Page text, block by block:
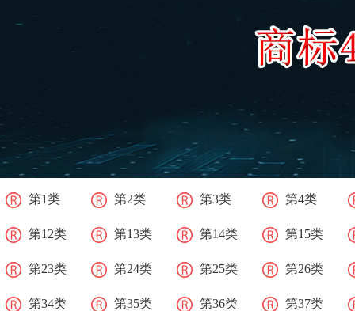
第1类 第2类 第3类 第4类
第12类 第13类 第14类 第15类
第23类 第24类 第25类 第26类
第34类 第35类 第36类 第37类